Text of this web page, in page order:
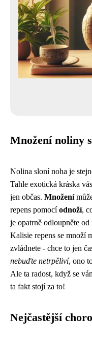
Množení noliny
Nolina sloní noha je
Tahle exotická kráska
jen občas. Množení
repens pomocíodnoží,
je opatrně odloupněte
Kalisie repens se množí
zvládnete - chce to jen
nebuďte netrpěliví, ono
Ale ta radost, když se
ta fakt stojí za to!
Nejčastější